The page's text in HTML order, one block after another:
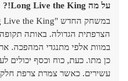
על מה Long Live the King!?
הצרפתית הגדולה. באותה
במוות אלפי מתנגדי המהפכה.
כן מתו. כעת, כוח וכסף יכולים
עשירים. כאשר צמרת צרפת